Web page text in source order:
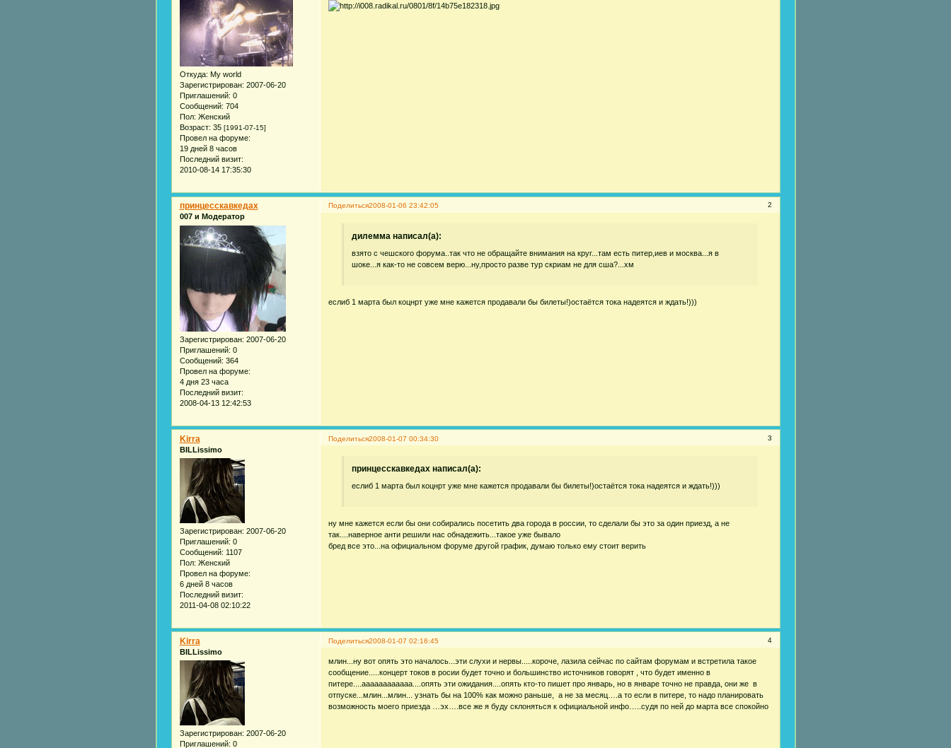
Откуда: My world
Зарегистрирован: 2007-06-20
Приглашений: 0
Сообщений: 704
Пол: Женский
Возраст: 35 [1991-07-15]
Провел на форуме:
19 дней 8 часов
Последний визит:
2010-08-14 17:35:30
Поделиться 2
2008-01-06 23:42:05
принцесскавкедах
007 и Модератор
Зарегистрирован: 2007-06-20
Приглашений: 0
Сообщений: 364
Провел на форуме:
4 дня 23 часа
Последний визит:
2008-04-13 12:42:53
дилемма написал(а):
взято с чешского форума..так что не обращайте внимания на круг...там есть питер,иев и москва...я в
шоке...я как-то не совсем верю...ну,просто разве тур скриам не для сша?...хм
еслиб 1 марта был коцнрт уже мне кажется продавали бы билеты!)остаётся тока надеятся и ждать!)))
Поделиться 3
2008-01-07 00:34:30
Kirra
BILLissimo
Зарегистрирован: 2007-06-20
Приглашений: 0
Сообщений: 1107
Пол: Женский
Провел на форуме:
6 дней 8 часов
Последний визит:
2011-04-08 02:10:22
принцесскавкедах написал(а):
еслиб 1 марта был коцнрт уже мне кажется продавали бы билеты!)остаётся тока надеятся и ждать!)))
ну мне кажется если бы они собирались посетить два города в россии, то сделали бы это за один приезд, а не
так....наверное анти решили нас обнадежить...такое уже бывало
бред все это...на официальном форуме другой график, думаю только ему стоит верить
Поделиться 4
2008-01-07 02:16:45
Kirra
BILLissimo
Зарегистрирован: 2007-06-20
Приглашений: 0
млин...ну вот опять это началось...эти слухи и нервы.....короче, лазила сейчас по сайтам форумам и встретила такое
сообщение.....концерт токов в росии будет точно и большинство источников говорят , что будет именно в
питере....аааааааааааа....опять эти ожидания....опять кто-то пишет про январь, но в январе точно не правда, они же в
отпуске...млин...млин... узнать бы на 100% как можно раньше, а не за месяц….а то если в питере, то надо планировать
возможность моего приезда …эх….все же я буду склоняться к официальной инфо…..судя по ней до марта все спокойно